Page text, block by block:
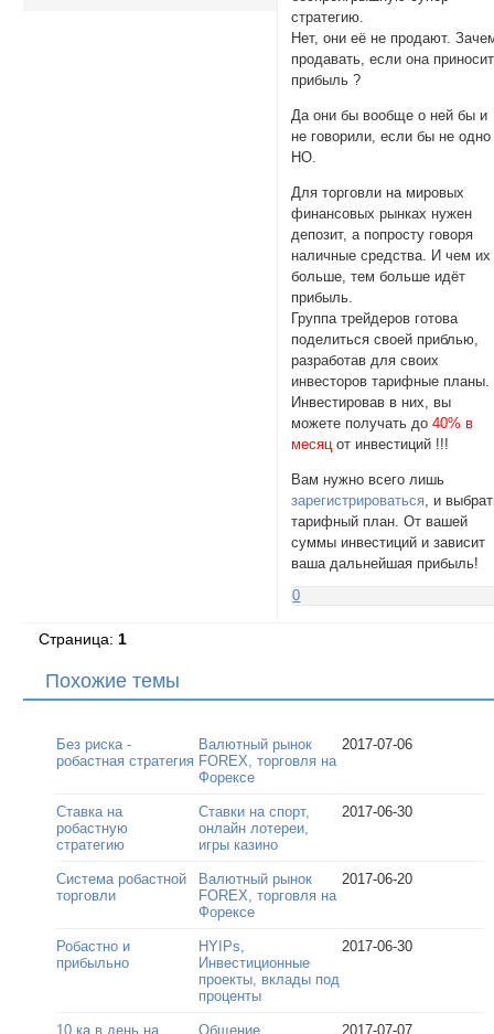
стратегию.
Нет, они её не продают.
продавать, если она приносит
прибыль ?
Да они бы вообще о ней бы и
не говорили, если бы не одно
НО.
Для торговли на мировых
финансовых рынках нужен
депозит, а попросту говоря
наличные средства. И чем их
больше, тем больше идёт
прибыль.
Группа трейдеров готова
поделиться своей приблью,
разработав для своих
инвесторов тарифные планы.
Инвестировав в них, вы
можете получать до40% в
месяц от инвестиций !!!
Вам нужно всего лишь
зарегистрироваться , и
тарифный план. От вашей
суммы инвестиций и зависит
ваша дальнейшая прибыль!
0
Страница: 1
Похожие темы
Без риска -
робастная стратегия
Валютный рынок
FOREX, торговля на
Форексе
2017-07-06
Ставка на
робастную
стратегию
Ставки на спорт,
онлайн лотереи,
игры казино
2017-06-30
Система робастной
торговли
Валютный рынок
FOREX, торговля на
Форексе
2017-06-20
Робастно и
прибыльно
HYIPs,
Инвестиционные
проекты, вклады под
проценты
2017-06-30
10 ка в день на Общение 2017-07-07